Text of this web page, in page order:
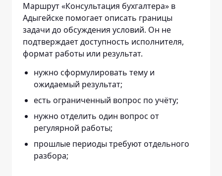
Маршрут «Консультация бухгалтера» в
Адыгейске помогает описать границы
задачи до обсуждения условий. Он не
подтверждает доступность исполнителя,
формат работы или результат.
нужно сформулировать тему и
ожидаемый результат;
есть ограниченный вопрос по учёту;
нужно отделить один вопрос от
регулярной работы;
прошлые периоды требуют отдельного
разбора;